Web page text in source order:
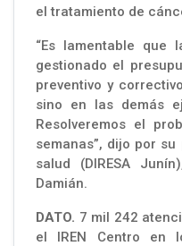
el tratamiento de
“Es lamentable que
gestionado el
preventivo y
sino en las demás
Resolveremos el
semanas”, dijo por
salud (DIRESA
Damián.
DATO. 7 mil 242
el IREN Centro en